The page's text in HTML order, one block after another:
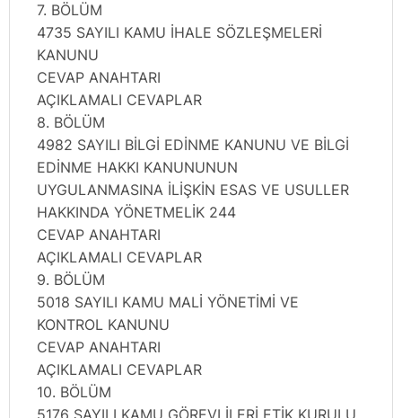
7. BÖLÜM
4735 SAYILI KAMU İHALE SÖZLEŞMELERİ
KANUNU
CEVAP ANAHTARI
AÇIKLAMALI CEVAPLAR
8. BÖLÜM
4982 SAYILI BİLGİ EDİNME KANUNU VE BİLGİ
EDİNME HAKKI KANUNUNUN
UYGULANMASINA İLİŞKİN ESAS VE USULLER
HAKKINDA YÖNETMELİK 244
CEVAP ANAHTARI
AÇIKLAMALI CEVAPLAR
9. BÖLÜM
5018 SAYILI KAMU MALİ YÖNETİMİ VE
KONTROL KANUNU
CEVAP ANAHTARI
AÇIKLAMALI CEVAPLAR
10. BÖLÜM